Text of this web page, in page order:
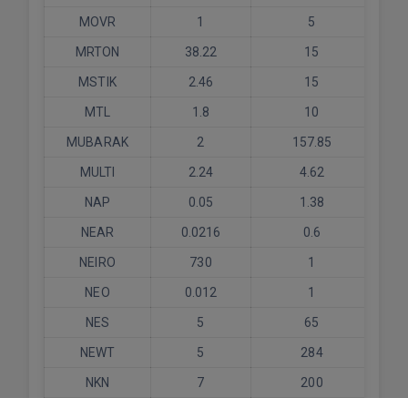
MOVR 1 5
MRTON 38.22 15
MSTIK 2.46 15
MTL 1.8 10
MUBARAK 2 157.85
MULTI 2.24 4.62
NAP 0.05 1.38
NEAR 0.0216 0.6
NEIRO 730 1
NEO 0.012 1
NES 5 65
NEWT 5 284
NKN 7 200